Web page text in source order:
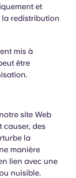
et
la redistribution
mis à
être
site Web
causer, des
la
manière
lien avec une
nuisible.